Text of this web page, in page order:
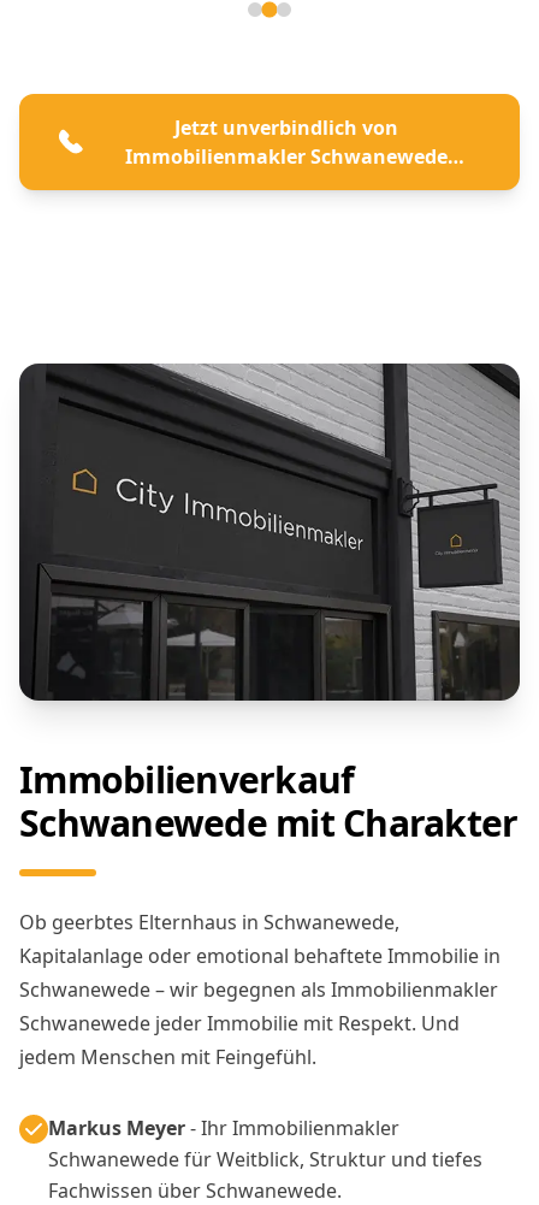
Jetzt unverbindlich von
Immobilienmakler Schwanewede
beraten lassen
Immobilienverkauf
Schwanewede mit Charakter
Ob geerbtes Elternhaus in Schwanewede,
Kapitalanlage oder emotional behaftete Immobilie in
Schwanewede – wir begegnen als Immobilienmakler
Schwanewede jeder Immobilie mit Respekt. Und
jedem Menschen mit Feingefühl.
Markus Meyer- Ihr Immobilienmakler
Schwanewede für Weitblick, Struktur und tiefes
Fachwissen über Schwanewede.